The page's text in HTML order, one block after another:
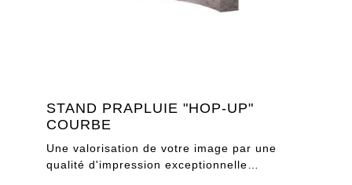
STAND PRAPLUIE "HOP-UP"
COURBE
Une valorisation de votre image par une
qualité d'impression exceptionnelle…